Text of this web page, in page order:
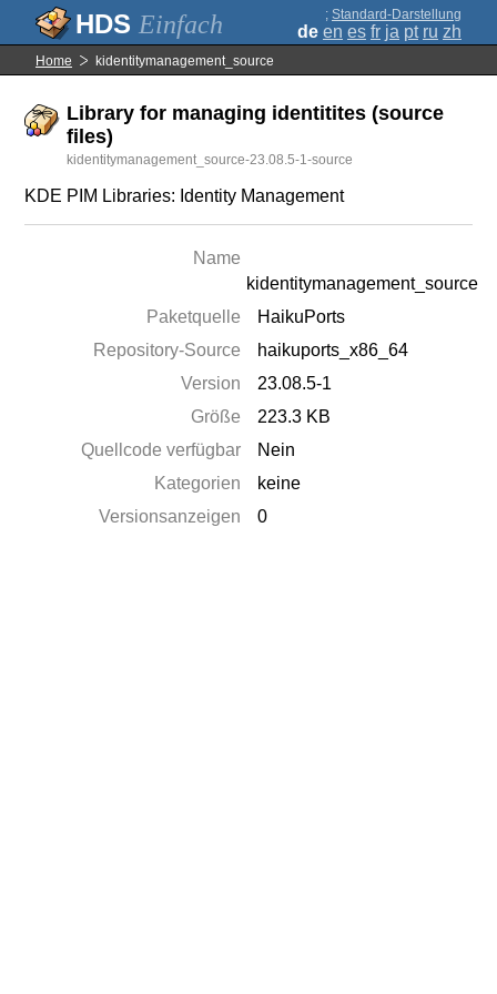
Einfach ; Standard-Darstellung
de en es fr ja pt ru zh
Home kidentitymanagement_source
Library for managing identitites (source
files)
kidentitymanagement_source-23.08.5-1-source
KDE PIM Libraries: Identity Management
Name
kidentitymanagement_source
Paketquelle
HaikuPorts
Repository-Source
haikuports_x86_64
Version
23.08.5-1
Größe
223.3 KB
Quellcode verfügbar
Nein
Kategorien
keine
Versionsanzeigen
0